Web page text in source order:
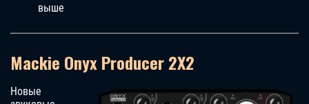
выше
Mackie Onyx Producer 2X2
Новые